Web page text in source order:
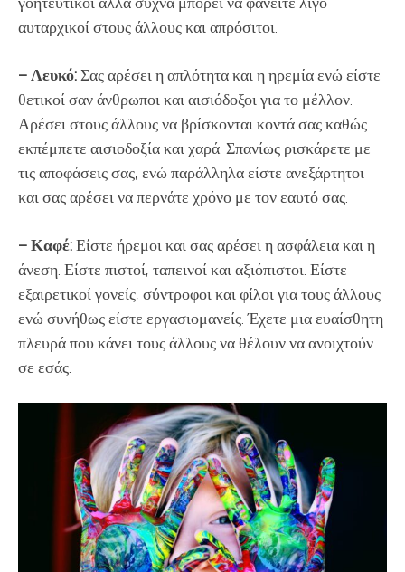
αυταρχικοί στους άλλους και απρόσιτοι.
– Λευκό:Σας αρέσει η απλότητα και η ηρεμία ενώ είστε
θετικοί σαν άνθρωποι και αισιόδοξοι για το μέλλον.
Αρέσει στους άλλους να βρίσκονται κοντά σας καθώς
εκπέμπετε αισιοδοξία και χαρά. Σπανίως ρισκάρετε με
τις αποφάσεις σας, ενώ παράλληλα είστε ανεξάρτητοι
και σας αρέσει να περνάτε χρόνο με τον εαυτό σας.
– Καφέ:Είστε ήρεμοι και σας αρέσει η ασφάλεια και η
άνεση. Είστε πιστοί, ταπεινοί και αξιόπιστοι. Είστε
εξαιρετικοί γονείς, σύντροφοι και φίλοι για τους άλλους
ενώ συνήθως είστε εργασιομανείς. Έχετε μια ευαίσθητη
πλευρά που κάνει τους άλλους να θέλουν να ανοιχτούν
σε εσάς.